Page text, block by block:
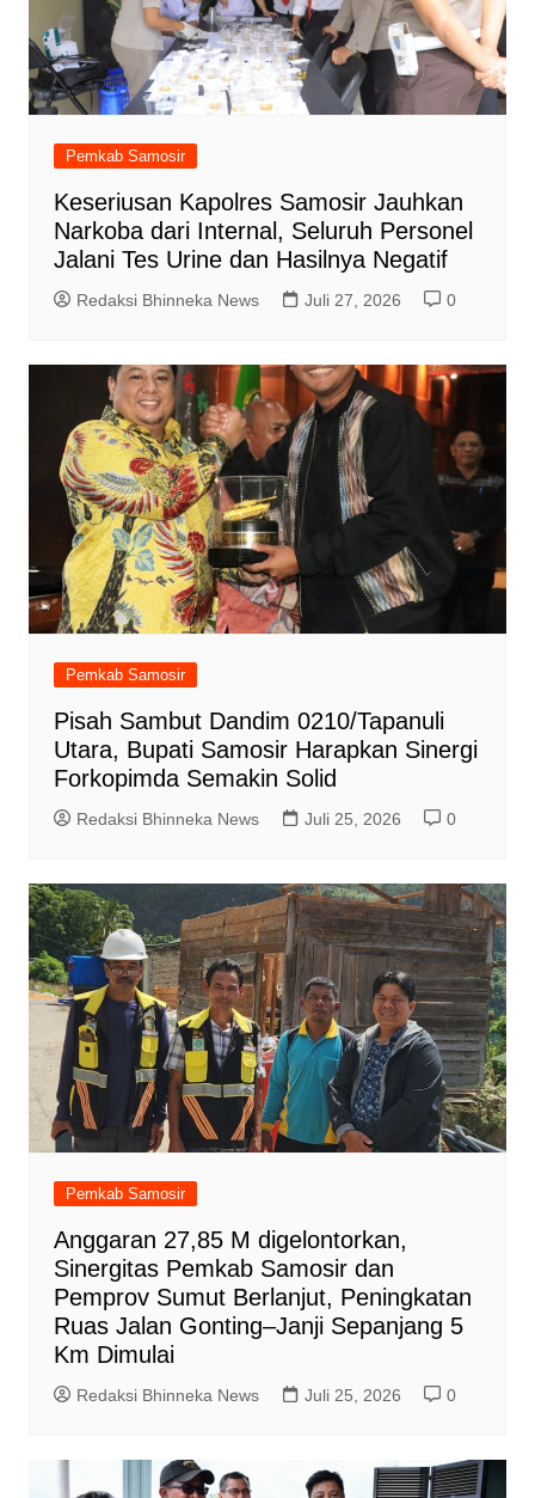
Pemkab Samosir
Keseriusan Kapolres Samosir Jauhkan
Narkoba dari Internal, Seluruh Personel
Jalani Tes Urine dan Hasilnya Negatif
Redaksi Bhinneka News Juli 27, 2026 0
Pemkab Samosir
Pisah Sambut Dandim 0210/Tapanuli
Utara, Bupati Samosir Harapkan Sinergi
Forkopimda Semakin Solid
Redaksi Bhinneka News Juli 25, 2026 0
Pemkab Samosir
Anggaran 27,85 M digelontorkan,
Sinergitas Pemkab Samosir dan
Pemprov Sumut Berlanjut, Peningkatan
Ruas Jalan Gonting–Janji Sepanjang 5
Km Dimulai
Redaksi Bhinneka News Juli 25, 2026 0